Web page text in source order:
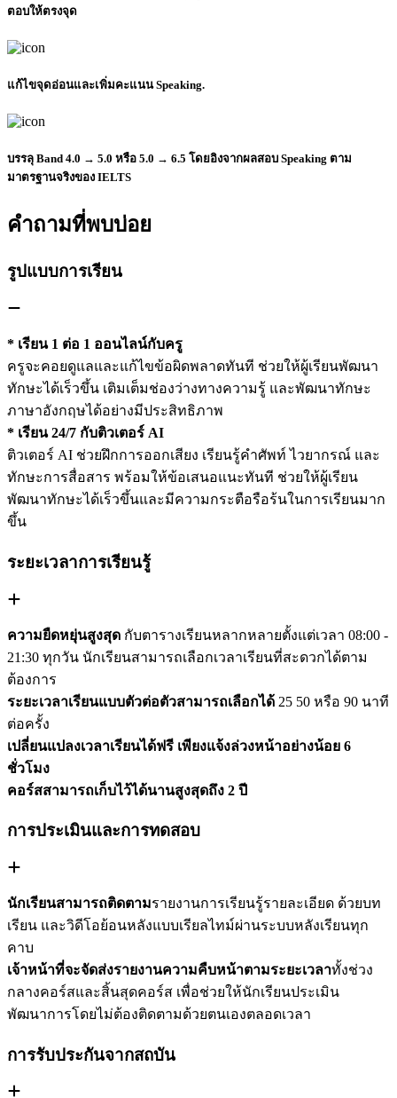
ตอบให้ตรงจุด
แก้ไขจุดอ่อนและเพิ่มคะแนนSpeaking.
บรรลุ Band 4.0 → 5.0 หรือ 5.0 → 6.5 โดยอิงจากผลสอบ Speaking ตาม
มาตรฐานจริงของ IELTS
คำถามที่พบบ่อย
รูปแบบการเรียน
* เรียน 1 ต่อ 1 ออนไลน์กับครู
ครูจะคอยดูแลและแก้ไขข้อผิดพลาดทันที ช่วยให้ผู้เรียนพัฒนา
ทักษะได้เร็วขึ้น เติมเต็มช่องว่างทางความรู้ และพัฒนาทักษะ
ภาษาอังกฤษได้อย่างมีประสิทธิภาพ
* เรียน 24/7 กับติวเตอร์ AI
ติวเตอร์ AI ช่วยฝึกการออกเสียง เรียนรู้คำศัพท์ ไวยากรณ์ และ
ทักษะการสื่อสาร พร้อมให้ข้อเสนอแนะทันที ช่วยให้ผู้เรียน
พัฒนาทักษะได้เร็วขึ้นและมีความกระตือรือร้นในการเรียนมาก
ขึ้น
ระยะเวลาการเรียนรู้
ความยืดหยุ่นสูงสุด กับตารางเรียนหลากหลายตั้งแต่เวลา 08:00 -
21:30 ทุกวัน นักเรียนสามารถเลือกเวลาเรียนที่สะดวกได้ตาม
ต้องการ
ระยะเวลาเรียนแบบตัวต่อตัวสามารถเลือกได้ 25 50 หรือ 90 นาที
ต่อครั้ง
เปลี่ยนแปลงเวลาเรียนได้ฟรี เพียงแจ้งล่วงหน้าอย่างน้อย 6
ชั่วโมง
คอร์สสามารถเก็บไว้ได้นานสูงสุดถึง 2 ปี
การประเมินและการทดสอบ
นักเรียนสามารถติดตามรายงานการเรียนรู้รายละเอียด ด้วยบท
เรียน และวิดีโอย้อนหลังแบบเรียลไทม์ผ่านระบบหลังเรียนทุก
คาบ
เจ้าหน้าที่จะจัดส่งรายงานความคืบหน้าตามระยะเวลาทั้งช่วง
กลางคอร์สและสิ้นสุดคอร์ส เพื่อช่วยให้นักเรียนประเมิน
พัฒนาการโดยไม่ต้องติดตามด้วยตนเองตลอดเวลา
การรับประกันจากสถบัน